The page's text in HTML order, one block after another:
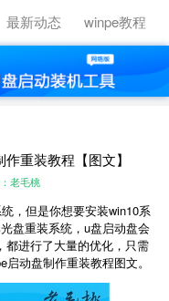
最新动态 winpe教程
重装教程【图文】
老毛桃
，但是你想要安装win10系
盘重装系统， u盘启动盘会
都进行了大量的优化，只需
启动盘制作重装教程图文。